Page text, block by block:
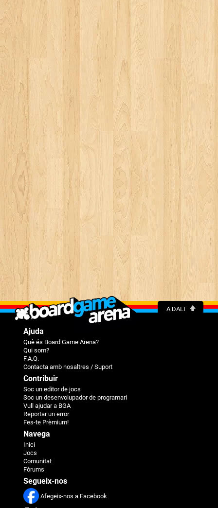
A DALT
Ajuda
Què és Board Game Arena?
Qui som?
F.A.Q.
Contacta amb nosaltres / Suport
Contribuir
Soc un editor de jocs
Soc un desenvolupador de programari
Vull ajudar a BGA
Reportar un error
Fes-te Prèmium!
Navega
Inici
Jocs
Comunitat
Fòrums
Segueix-nos
Afegeix-nos a Facebook